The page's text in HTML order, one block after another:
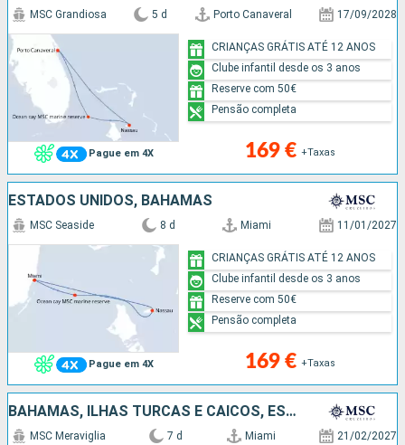
Pague em 4X
MSC Grandiosa 5 d Porto Canaveral 17/09/2028
169 € +Taxas
CRIANÇAS GRÁTIS ATÉ 12 ANOS
Clube infantil desde os 3 anos
Reserve com 50€
Pensão completa
ESTADOS UNIDOS, BAHAMAS
Pague em 4X
MSC Seaside 8 d Miami 11/01/2027
169 € +Taxas
CRIANÇAS GRÁTIS ATÉ 12 ANOS
Clube infantil desde os 3 anos
Reserve com 50€
Pensão completa
BAHAMAS, ILHAS TURCAS E CAICOS, ESTADOS UNIDOS
MSC Meraviglia 7 d Miami 21/02/2027